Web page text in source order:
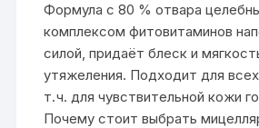
Формула с 80 % отвара
комплексом фитовитаминов
силой, придаёт блеск и
утяжеления. Подходит для
т. ч. для чувствительной кожи
Почему стоит выбрать